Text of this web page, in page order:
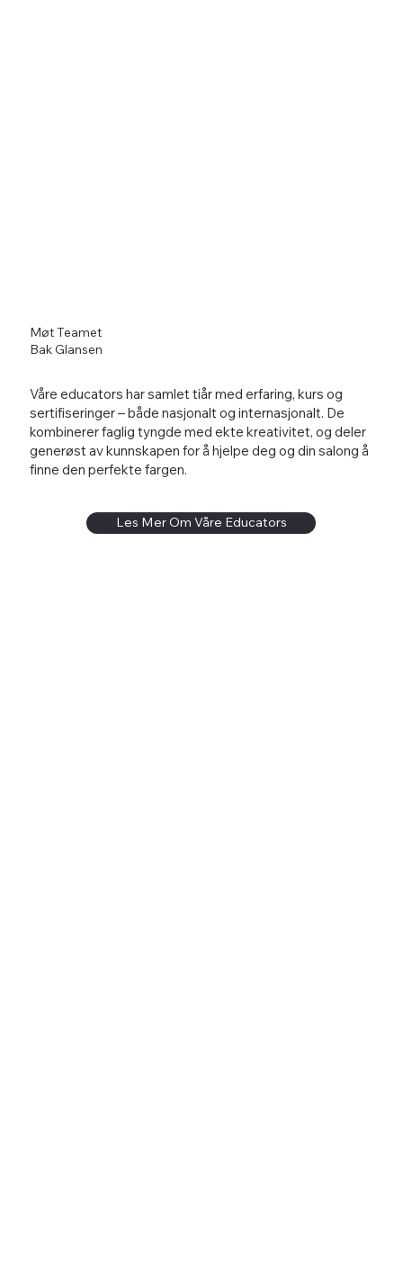
Møt Teamet
Bak Glansen
Våre educators har samlet tiår med erfaring, kurs og
sertifiseringer – både nasjonalt og internasjonalt. De
kombinerer faglig tyngde med ekte kreativitet, og deler
generøst av kunnskapen for å hjelpe deg og din salong å
finne den perfekte fargen.
Les Mer Om Våre Educators